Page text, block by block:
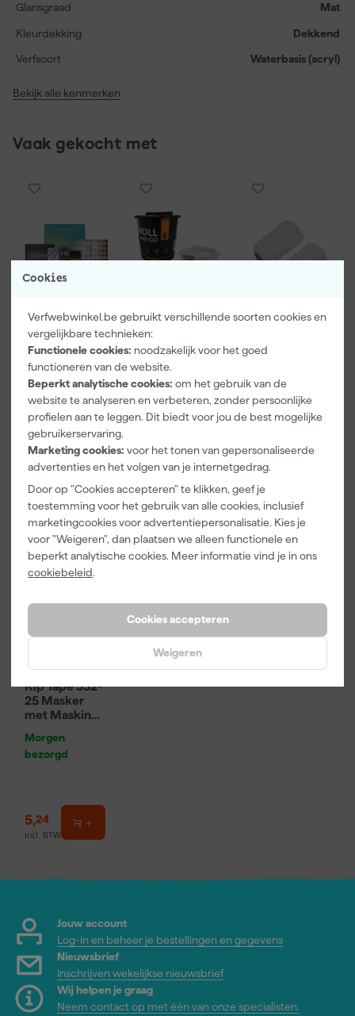
Cookies
Verfwebwinkel.be gebruikt verschillende soorten cookies en
vergelijkbare technieken:
Functionele cookies: noodzakelijk voor het goed
functioneren van de website.
Beperkt analytische cookies: om het gebruik van de
website te analyseren en verbeteren, zonder persoonlijke
profielen aan te leggen. Dit biedt voor jou de best mogelijke
gebruikerservaring.
Marketing cookies: voor het tonen van gepersonaliseerde
advertenties en het volgen van je internetgedrag.
Door op "Cookies accepteren" te klikken, geef je
toestemming voor het gebruik van alle cookies, inclusief
marketingcookies voor advertentiepersonalisatie. Kies je
voor "Weigeren", dan plaatsen we alleen functionele en
beperkt analytische cookies. Meer informatie vind je in ons
cookiebeleid.
Cookies accepteren
Weigeren
Glansgraad
Mat
Kleurdekking Dekkend
Verfsoort Waterbasis (acryl)
Bekijk alle kenmerken
Vaak gekocht met
Kleurenkaarte
n Pakket
Morgen
bezorgd
1,00
incl. BTW
Go!Paint Roll
And Go 1,25L
- Roller 10cm
+ 3
Inzetbakken
Morgen
bezorgd
5,49
incl. BTW
Mini Antex
Muurverfrolle
r - 5cm (2st)
Morgen
bezorgd
3,64
incl. BTW
Kip Tape 332-
25 Masker
met Masking
33m
Morgen
bezorgd
5,24
incl. BTW
Jouw account
Log-in en beheer je bestellingen en gegevens
Nieuwsbrief
Inschrijven wekelijkse nieuwsbrief
Wij helpen je graag
Neem contact op met één van onze specialisten.